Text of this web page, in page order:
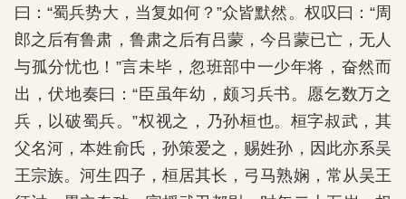
曰：“蜀兵势大，当复如何？”众皆默然。权叹曰：“周
郎之后有鲁肃，鲁肃之后有吕蒙，今吕蒙已亡，无人
与孤分忧也！”言未毕，忽班部中一少年将，奋然而
出，伏地奏曰：“臣虽年幼，颇习兵书。愿乞数万之
兵，以破蜀兵。”权视之，乃孙桓也。桓字叔武，其
父名河，本姓俞氏，孙策爱之，赐姓孙，因此亦系吴
王宗族。河生四子，桓居其长，弓马熟娴，常从吴王